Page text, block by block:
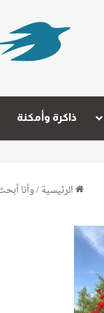
ذاكرة وأمكنة
الرئيسية/وأنا